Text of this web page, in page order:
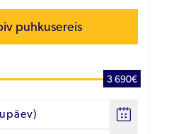
puhkusereis
3 690€